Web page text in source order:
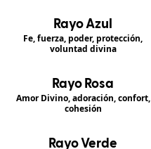
Rayo Azul
Fe, fuerza, poder, protección,
voluntad divina
Rayo Rosa
Amor Divino, adoración, confort,
cohesión
Rayo Verde